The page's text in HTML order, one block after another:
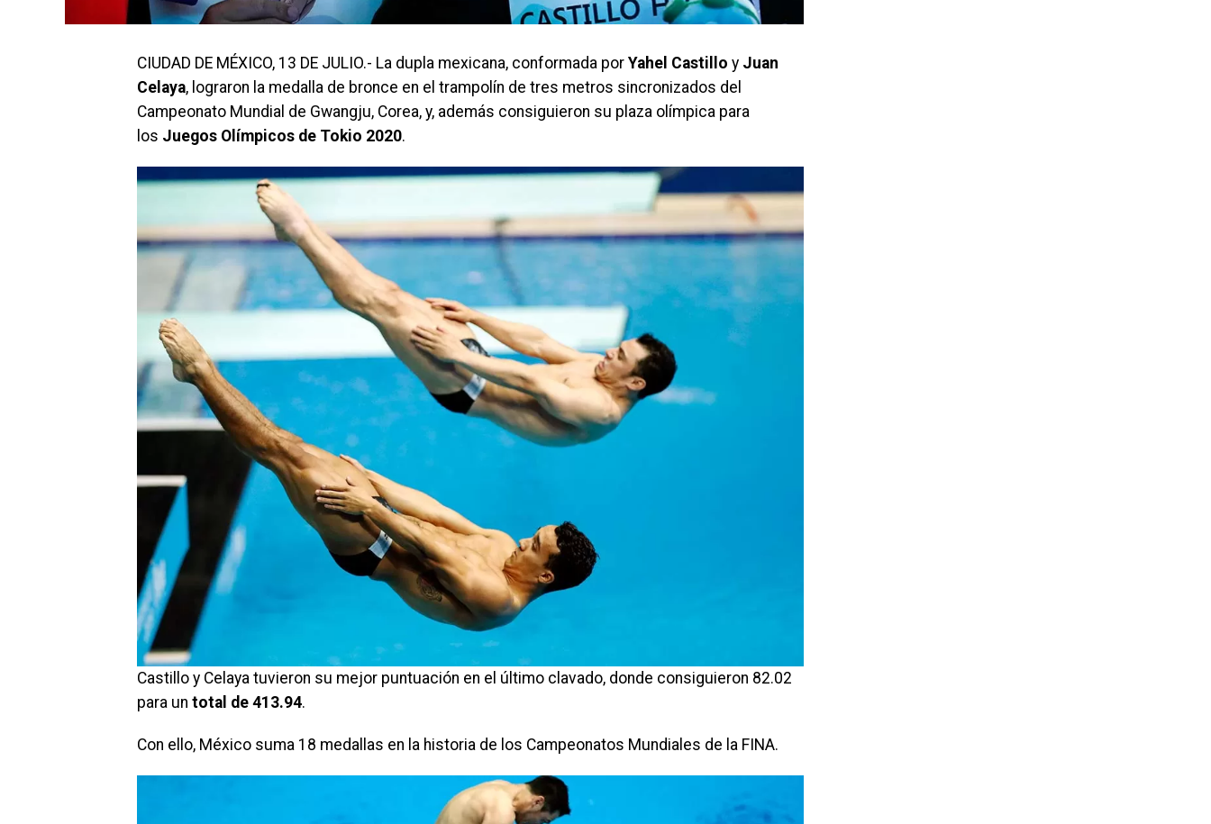
CIUDAD DE MÉXICO, 13 DE JULIO.- La dupla mexicana, conformada por Yahel Castillo y Juan
Celaya, lograron la medalla de bronce en el trampolín de tres metros sincronizados del
Campeonato Mundial de Gwangju, Corea, y, además consiguieron su plaza olímpica para
los Juegos Olímpicos de Tokio 2020.
Castillo y Celaya tuvieron su mejor puntuación en el último clavado, donde consiguieron 82.02
para un total de 413.94.
Con ello, México suma 18 medallas en la historia de los Campeonatos Mundiales de la FINA.